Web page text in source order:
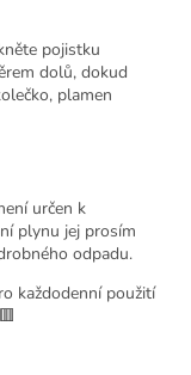
pojistku
dolů, dokud
plamen
určen k
plynu jej prosím
odpadu.
každodenní použití